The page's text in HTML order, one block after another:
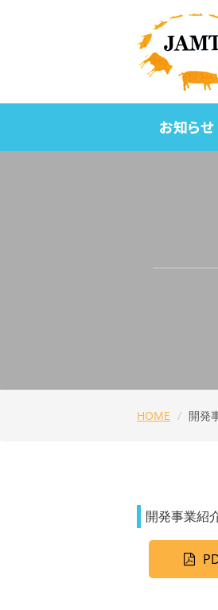
HOME 開発
開発事業紹